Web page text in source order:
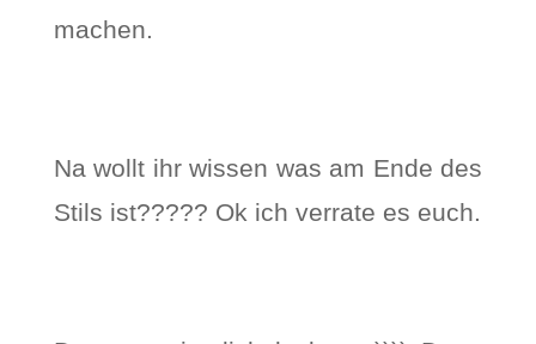
machen.
Na wollt ihr wissen was am Ende des
Stils ist????? Ok ich verrate es euch.